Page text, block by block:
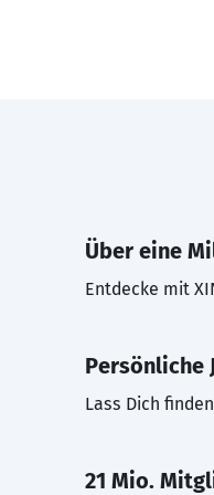
Über eine
Entdecke mit
Persönliche
Lass Dich
21 Mio.